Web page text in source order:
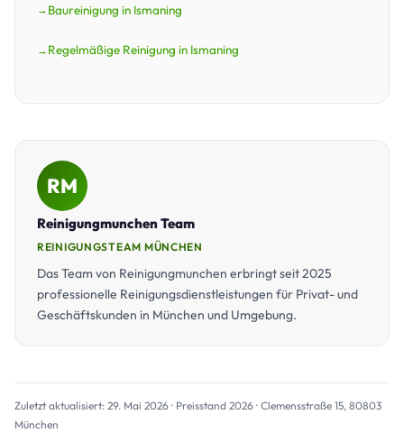
Baureinigung in Ismaning
Regelmäßige Reinigung in Ismaning
RM
Reinigungmunchen Team
REINIGUNGSTEAM MÜNCHEN
Das Team von Reinigungmunchen erbringt seit 2025
professionelle Reinigungsdienstleistungen für Privat- und
Geschäftskunden in München und Umgebung.
Zuletzt aktualisiert: 29. Mai 2026 · Preisstand 2026 · Clemensstraße 15, 80803
München